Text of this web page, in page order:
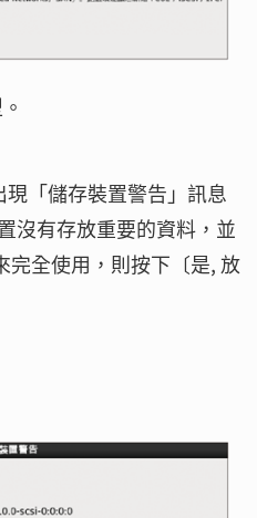
「儲存裝置警告」訊息
沒有存放重要的資料，並
完全使用，則按下〔是, 放